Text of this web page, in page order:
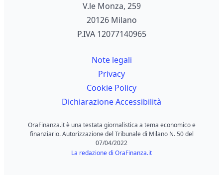
V.le Monza, 259
20126 Milano
P.IVA 12077140965
Note legali
Privacy
Cookie Policy
Dichiarazione Accessibilità
OraFinanza.it è una testata giornalistica a tema economico e
finanziario. Autorizzazione del Tribunale di Milano N. 50 del
07/04/2022
La redazione di OraFinanza.it